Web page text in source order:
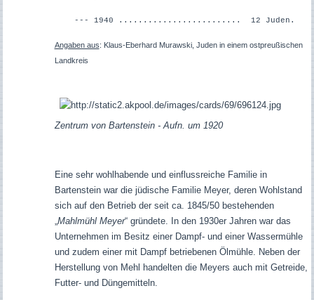
--- 1940 ......................... 12 Juden.
Angaben aus: Klaus-Eberhard Murawski, Juden in einem ostpreußischen
Landkreis
Zentrum von Bartenstein - Aufn. um 1920
Eine sehr wohlhabende und einflussreiche Familie in
Bartenstein war die jüdische Familie Meyer, deren Wohlstand
sich auf den Betrieb der seit ca. 1845/50 bestehenden
Mahlmühl Meyer“ gründete. In den 1930er Jahren war das
Unternehmen im Besitz einer Dampf- und einer Wassermühle
und zudem einer mit Dampf betriebenen Ölmühle. Neben der
Herstellung von Mehl handelten die Meyers auch mit Getreide,
Futter- und Düngemitteln.